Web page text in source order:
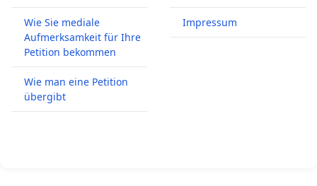
Wie Sie mediale
Aufmerksamkeit für Ihre
Petition bekommen
Wie man eine Petition
übergibt
Impressum